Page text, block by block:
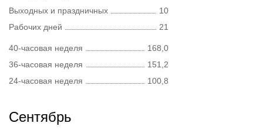
Выходных и праздничных
10
Рабочих дней
21
40-часовая неделя
168,0
36-часовая неделя
151,2
24-часовая неделя
100,8
Сентябрь